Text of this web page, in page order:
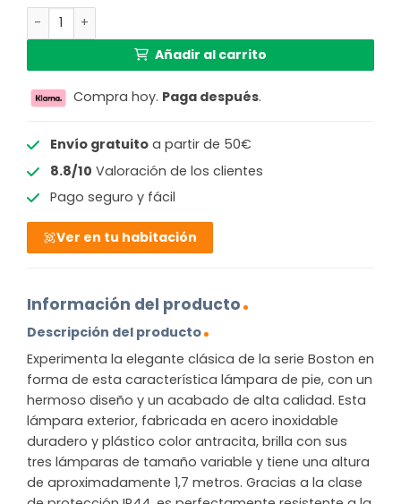
Lámpara exterior con barras de metal antracita Globo
Añadir al carrito
Compra hoy. Paga después.
Envío gratuitoa partir de 50€
8.8/10 Valoración de los clientes
Pago seguro y fácil
Ver en tu habitación
Información del producto
Descripción del producto
Experimenta la elegante clásica de la serie Boston en
forma de esta característica lámpara de pie, con un
hermoso diseño y un acabado de alta calidad. Esta
lámpara exterior, fabricada en acero inoxidable
duradero y plástico color antracita, brilla con sus
tres lámparas de tamaño variable y tiene una altura
de aproximadamente 1,7 metros. Gracias a la clase